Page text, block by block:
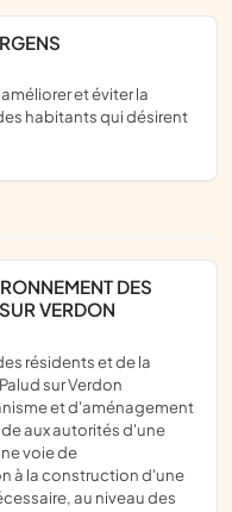
habitants qui désirent
VERDON
sur Verdon
et d'aménagement
aux autorités d'une
voie de
à la construction d'une
au niveau des